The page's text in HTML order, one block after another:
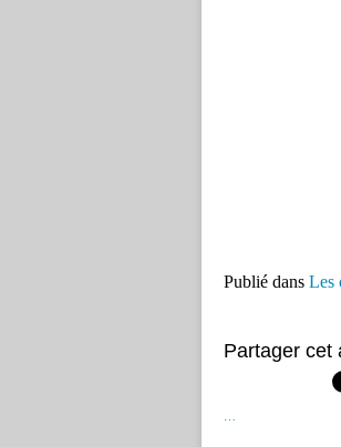
Publié dans Les
Partager cet